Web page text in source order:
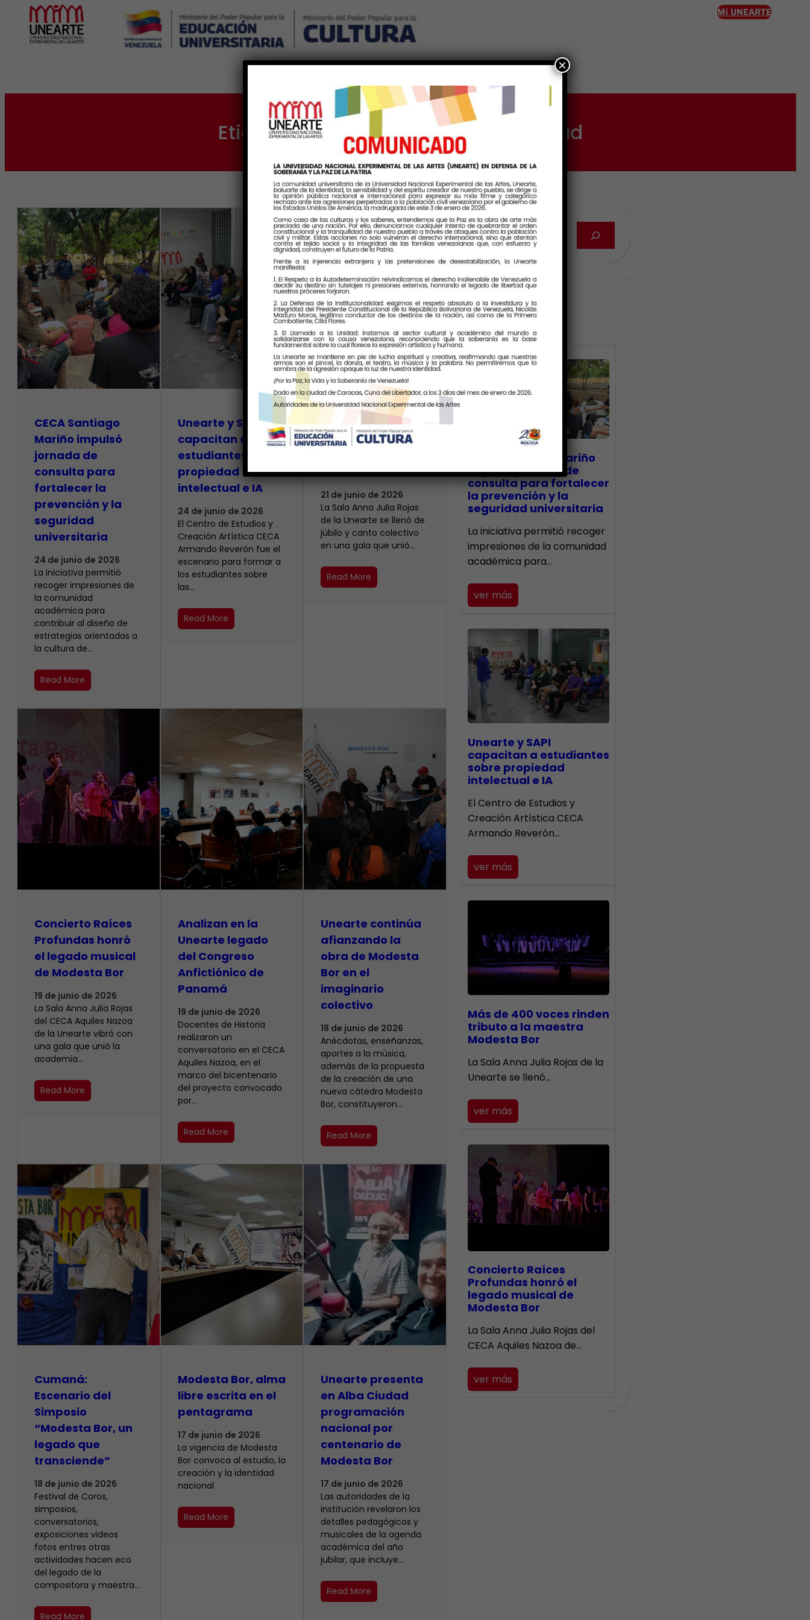
Mi UNEARTE
Ingreso
Etiqueta:SimposioDeNeurodiversidad
CECA Santiago
Mariño impulsó
jornada de
consulta para
fortalecer la
prevención y la
seguridad
universitaria
24 de junio de 2026
La iniciativa permitió
recoger impresiones de
la comunidad
académica para
contribuir al diseño de
estrategias orientadas a
la cultura de…
Read More
Unearte y SAPI
capacitan a
estudiantes sobre
propiedad
intelectual e IA
24 de junio de 2026
El Centro de Estudios y
Creación Artística CECA
Armando Reverón fue el
escenario para formar a
los estudiantes sobre
las…
Read More
Más de 400 voces
rinden tributo a la
Bor
21 de junio de 2026
​La Sala Anna Julia Rojas
de la Unearte se llenó de
júbilo y canto colectivo
en una gala que unió…
Read More
​Concierto Raíces
Profundas honró
el legado musical
de Modesta Bor
19 de junio de 2026
La Sala Anna Julia Rojas
del CECA Aquiles Nazoa
de la Unearte vibró con
una gala que unió la
academia…
Read More
Analizan en la
Unearte legado
del Congreso
Anfictiónico de
Panamá
19 de junio de 2026
Docentes de Historia
realizaron un
conversatorio en el CECA
Aquiles Nazoa, en el
marco del bicentenario
del proyecto convocado
por…
Read More
Unearte continúa
afianzando la
obra de Modesta
Bor en el
imaginario
colectivo
18 de junio de 2026
Anécdotas, enseñanzas,
aportes a la música,
además de la propuesta
de la creación de una
nueva cátedra Modesta
Bor, constituyeron…
Read More
Cumaná:
Escenario del
Simposio
“Modesta Bor, un
legado que
transciende”
18 de junio de 2026
Festival de Coros,
simposios,
conversatorios,
exposiciones videos
fotos entres otras
actividades hacen eco
del legado de la
compositora y maestra…
Read More
Modesta Bor, alma
libre escrita en el
pentagrama
17 de junio de 2026
La vigencia de Modesta
Bor convoca al estudio, la
creación y la identidad
nacional
Read More
​Unearte presenta
en Alba Ciudad
programación
nacional por
centenario de
Modesta Bor
17 de junio de 2026
Las autoridades de la
institución revelaron los
detalles pedagógicos y
musicales de la agenda
académica del año
jubilar, que incluye…
Read More
Últimas Noticias
CECA Santiago Mariño
impulsó jornada de
consulta para fortalecer
la prevención y la
seguridad universitaria
La iniciativa permitió recoger
impresiones de la comunidad
académica para…
ver más
Unearte y SAPI
capacitan a estudiantes
sobre propiedad
intelectual e IA
El Centro de Estudios y
Creación Artística CECA
Armando Reverón…
ver más
Más de 400 voces rinden
tributo a la maestra
Modesta Bor
​La Sala Anna Julia Rojas de la
Unearte se llenó…
ver más
​Concierto Raíces
Profundas honró el
legado musical de
Modesta Bor
La Sala Anna Julia Rojas del
CECA Aquiles Nazoa de…
ver más
×